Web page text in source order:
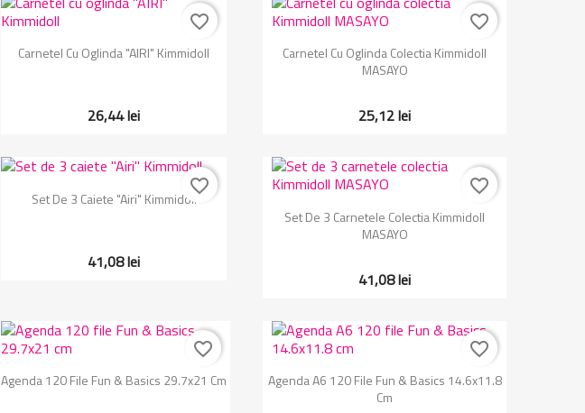
Vizualizare rapida
Carnetel Cu Oglinda "AIRI" Kimmidoll
26,44 lei
favorite_border
Vizualizare rapida
Carnetel Cu Oglinda Colectia Kimmidoll
MASAYO
25,12 lei
favorite_border
 Vizualizare rapida
Set De 3 Caiete "Airi" Kimmidoll
41,08 lei
favorite_border
Vizualizare rapida
Set De 3 Carnetele Colectia Kimmidoll
MASAYO
41,08 lei
favorite_border
Vizualizare rapida
Agenda 120 File Fun & Basics 29.7x21 Cm
favorite_border
Vizualizare rapida
Agenda A6 120 File Fun & Basics 14.6x11.8
Cm
favorite_border